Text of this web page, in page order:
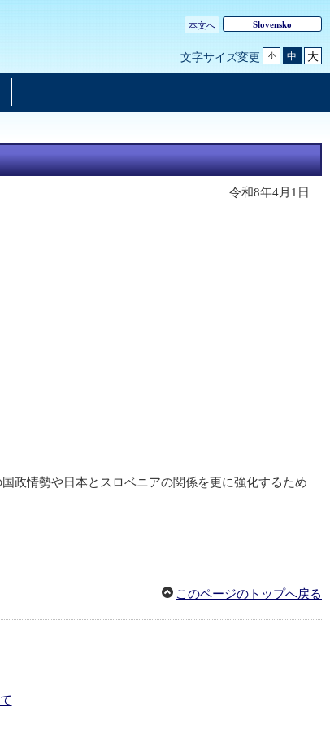
本文へ Slovensko
文字サイズ変更 小 中 大
令和8年4月1日
政情勢や日本とスロベニアの関係を更に強化するため
このページのトップへ戻る